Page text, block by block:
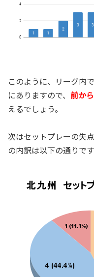
このように、リーグ内
にありますので、 前か
えるでしょう。
次はセットプレーの失
の内訳は以下の通りです